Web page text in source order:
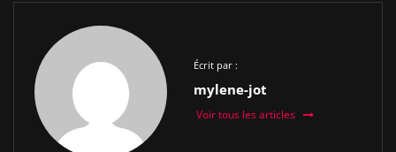
Écrit par :
mylene-jot
Voir tous les articles